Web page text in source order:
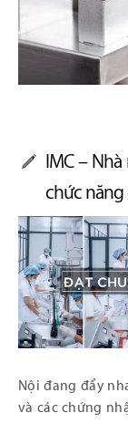
IMC –
chức năng
Nội đang đẩy
và các chứng